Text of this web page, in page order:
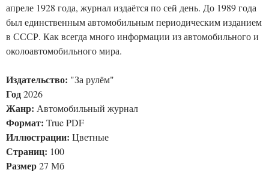
апреле 1928 года, журнал издаётся по сей день. До 1989 года
был единственным автомобильным периодическим изданием
в СССР. Как всегда много информации из автомобильного и
околоавтомобильного мира.
Издательство: "За рулём"
Год2026
Жанр: Автомобильный журнал
Формат: True PDF
Иллюстрации: Цветные
Страниц: 100
Размер27 Мб